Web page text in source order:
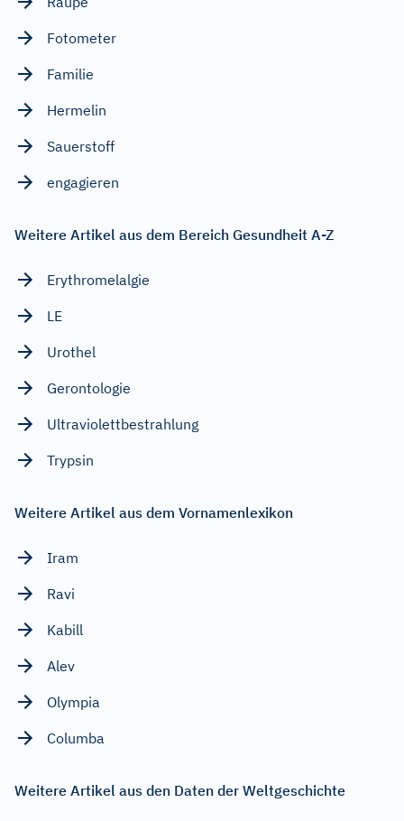
Fotometer
Familie
Hermelin
Sauerstoff
engagieren
Weitere Artikel aus dem Bereich Gesundheit A-Z
Erythromelalgie
LE
Urothel
Gerontologie
Ultraviolettbestrahlung
Trypsin
Weitere Artikel aus dem Vornamenlexikon
Iram
Ravi
Kabill
Alev
Olympia
Columba
Weitere Artikel aus den Daten der Weltgeschichte